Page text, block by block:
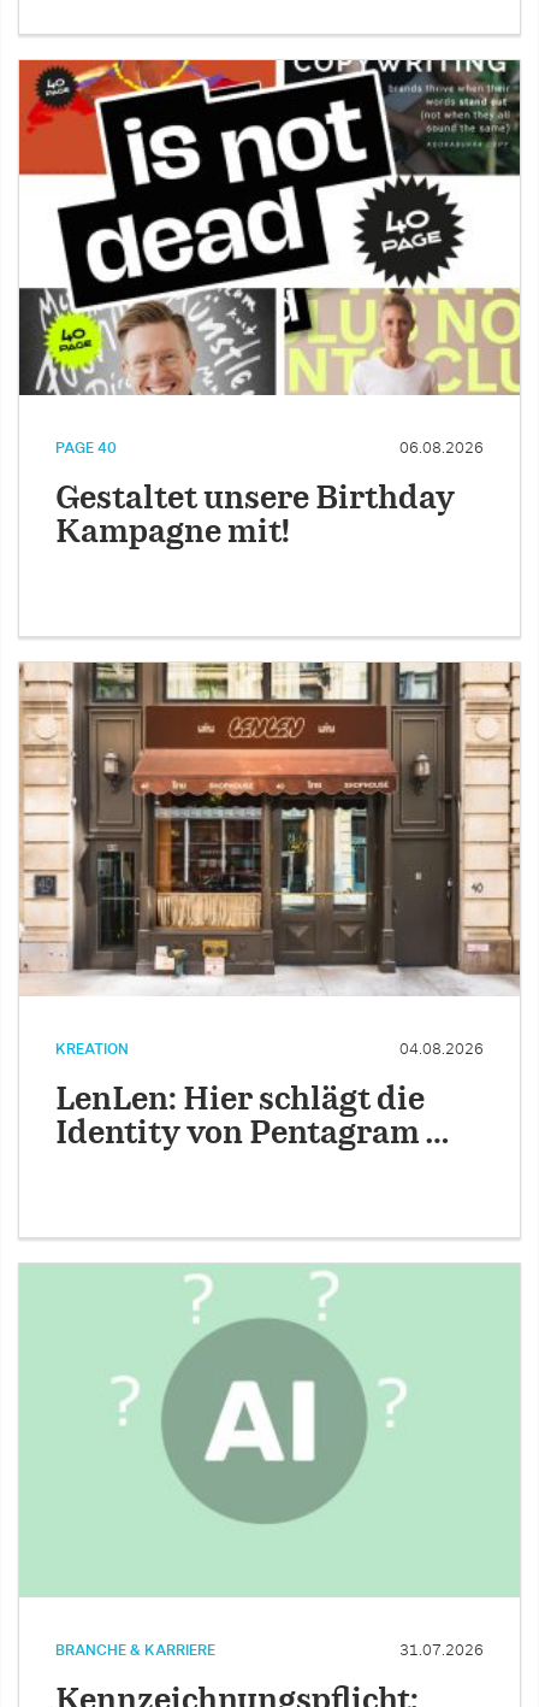
PAGE 40 06.08.2026
Gestaltet unsere Birthday
Kampagne mit!
KREATION 04.08.2026
LenLen: Hier schlägt die
Identity von Pentagram …
BRANCHE & KARRIERE 31.07.2026